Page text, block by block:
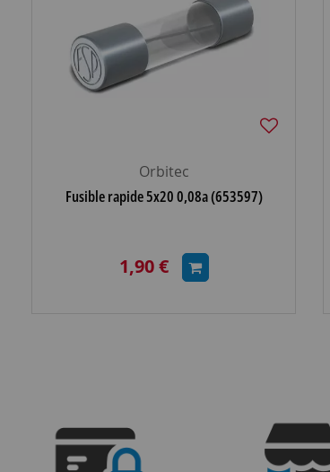
Orbitec
Fusible rapide 5x20 0,08a (653597)
1,90 €